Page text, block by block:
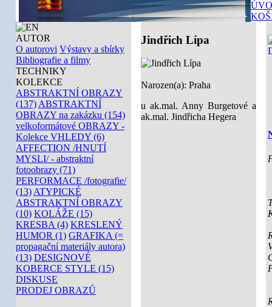
AUTOR
O autorovi Výstavy a sbírky
Bibliografie a filmy
TECHNIKY
KOLEKCE
ABSTRAKTNÍ OBRAZY
(137) ABSTRAKTNÍ
OBRAZY na zakázku (154)
velkoformátové OBRAZY -
Kolekce VHLEDY (6)
AFFECTION /HNUTÍ
MYSLI/ - abstraktní
fotoobrazy (71)
PERFORMACE /fotografie/
(13) ATYPICKÉ
ABSTRAKTNÍ OBRAZY
(10) KOLÁŽE (15)
KRESBA (4) KRESLENÝ
HUMOR (1) GRAFIKA (=
propagační materiály autora)
(13) DESIGNOVÉ
KOBERCE STYLE (15)
DISKUSE
PRODEJ OBRAZŮ
Jindřich Lípa
Narozen(a): Praha
u ak.mal. Anny Burgetové a
ak.mal. Jindřicha Hegera